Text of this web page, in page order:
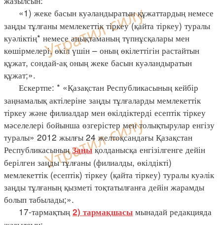
«1) жеке басын куәландыратын құжаттардың немесе
заңды тұлғаны мемлекеттік тіркеу (қайта тіркеу) туралы
куәліктің* немесе анықтаманың түпнұсқалары мен
көшірмелері, өкіл үшін – оның өкілеттігін растайтын
құжат, сондай-ақ оның жеке басын куәландыратын
құжат;».
Ескертпе: * «Қазақстан Республикасының кейбір
заңнамалық актілеріне заңды тұлғаларды мемлекеттік
тіркеу және филиалдар мен өкілдіктерді есептік тіркеу
мәселелері бойынша өзгерістер мен толықтырулар енгізу
туралы» 2012 жылғы 24 желтоқсандағы Қазақстан
РеспубликасыныңЗаңықолданысқа енгізілгенге дейін
берілген заңды тұлғаны (филиалды, өкілдікті)
мемлекеттік (есептік) тіркеу (қайта тіркеу) туралы куәлік
заңды тұлғаның қызметі тоқтатылғанға дейін жарамды
болып табылады;».
17-тармақтың 2) тармақшасы мынадай редакцияда